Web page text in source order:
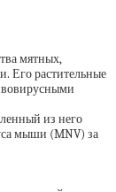
мятных,
Его растительные
из него
мыши (MNV) за